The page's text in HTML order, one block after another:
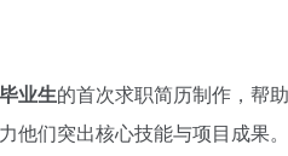
业生的首次求职简历制作，帮
力他们突出核心技能与项目成果